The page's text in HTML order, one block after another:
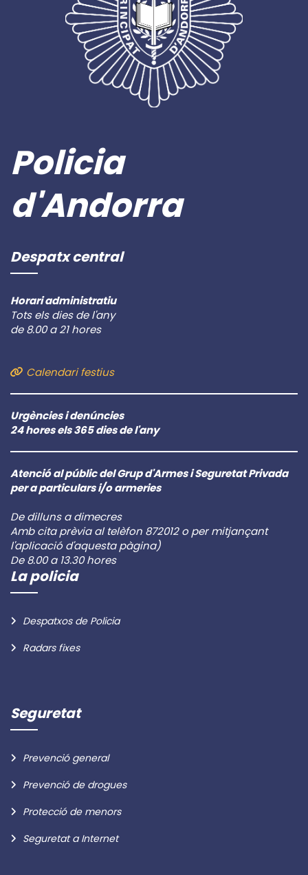
Policia
d'Andorra
Despatx central
Horari administratiu
Tots els dies de l'any
de 8.00 a 21 hores
Calendari festius
Urgències i denúncies
24 hores els 365 dies de l'any
Atenció al públic del Grup d'Armes i Seguretat Privada
per a particulars i/o armeries
De dilluns a dimecres
Amb cita prèvia al telèfon 872012 o per mitjançant
l'aplicació d'aquesta pàgina)
De 8.00 a 13.30 hores
La policia
Despatxos de Policia
Radars fixes
Seguretat
Prevenció general
Prevenció de drogues
Protecció de menors
Seguretat a Internet